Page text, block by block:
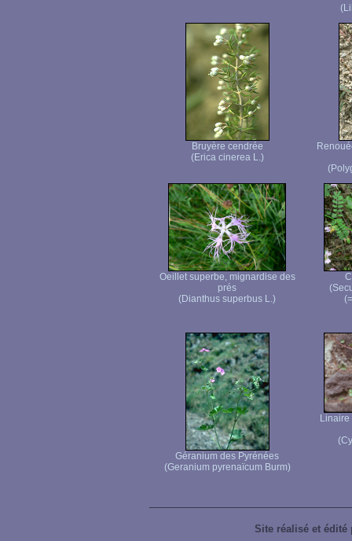
Bruyère cendrée
(Erica cinerea L.)
Oeillet superbe, mignardise des
prés
(Dianthus superbus L.)
Géranium des Pyrénées
(Geranium pyrenaïcum Burm)
Site réalisé et édité